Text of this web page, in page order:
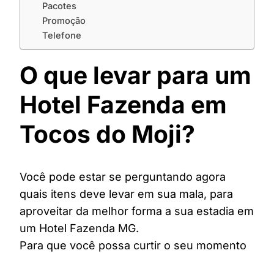
Pacotes
Promoção
Telefone
O que levar para um
Hotel Fazenda em
Tocos do Moji?
Você pode estar se perguntando agora
quais itens deve levar em sua mala, para
aproveitar da melhor forma a sua estadia em
um Hotel Fazenda MG.
Para que você possa curtir o seu momento